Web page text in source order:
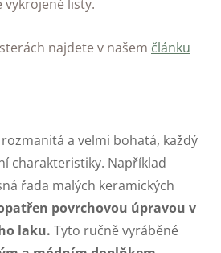
vykrojené listy.
najdete v našem článku
rozmanitá a velmi bohatá, každý
charakteristiky. Například
řada malých keramických
povrchovou úpravou v
laku. Tyto ručně vyráběné